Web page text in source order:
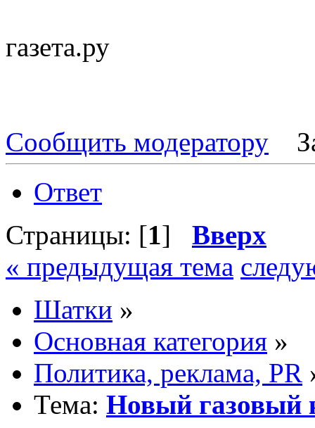
газета.ру
Сообщить модератору
Ответ
Страницы: [1] Вверх
« предыдущая тема
Шатки »
Основная категория »
Политика, реклама, PR
Тема: Новый газовый